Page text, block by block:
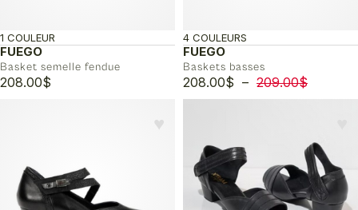
FUEGO
Basket semelle fendue
1 COULEUR
208.00$
FUEGO
Baskets basses
4 COULEURS
208.00$ – 209.00$Plage
à
209.00$
♥︎